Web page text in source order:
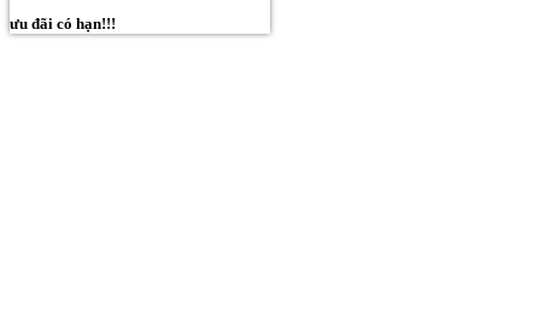
ưu đãi có hạn!!!